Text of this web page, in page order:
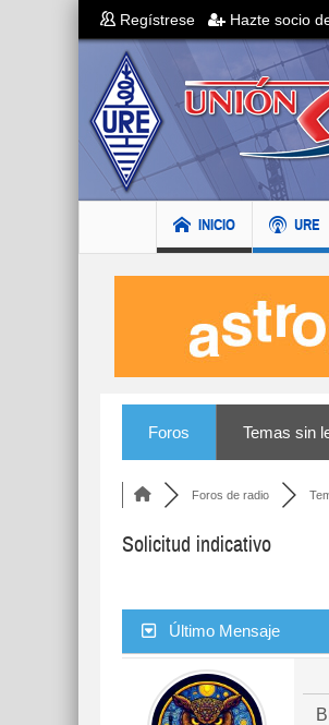
Regístrese Hazte socio
INICIO URE
Foros Temas sin
Foros de radio
Solicitud indicativo
Último Mensaje